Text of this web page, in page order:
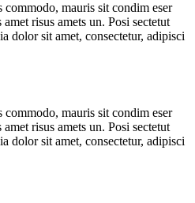
commodo, mauris sit condim eser
risus amets un. Posi sectetut
dolor sit amet, consectetur, adipisci
commodo, mauris sit condim eser
risus amets un. Posi sectetut
dolor sit amet, consectetur, adipisci